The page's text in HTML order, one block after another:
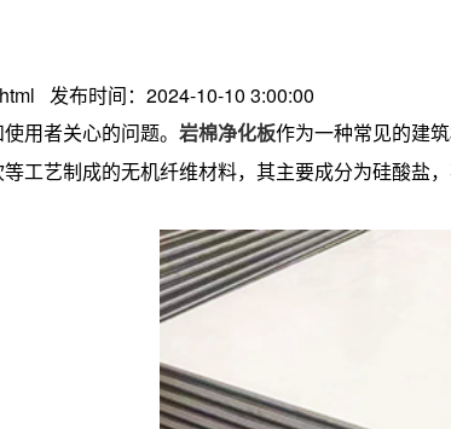
发布时间：2024-10-10 3:00:00
用者关心的问题。 岩棉净化板作为一种常见的建
工艺制成的无机纤维材料，其主要成分为硅酸